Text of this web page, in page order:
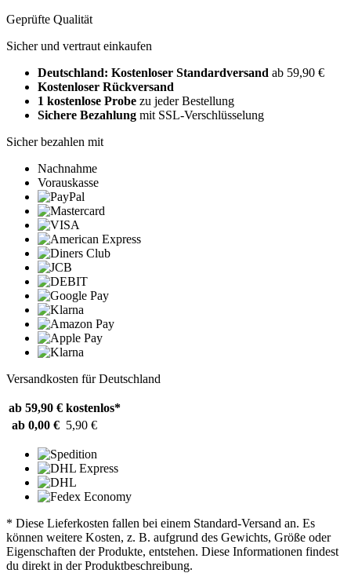
Geprüfte Qualität
Sicher und vertraut einkaufen
Deutschland: Kostenloser Standardversand ab 59,90 €
Kostenloser Rückversand
1 kostenlose Probe zu jeder Bestellung
Sichere Bezahlung mit SSL-Verschlüsselung
Sicher bezahlen mit
Nachnahme
Vorauskasse
Versandkosten für Deutschland
ab 59,90 € kostenlos*
ab 0,00 € 5,90 €
* Diese Lieferkosten fallen bei einem Standard-Versand an. Es
können weitere Kosten, z. B. aufgrund des Gewichts, Größe oder
Eigenschaften der Produkte, entstehen. Diese Informationen findest
du direkt in der Produktbeschreibung.